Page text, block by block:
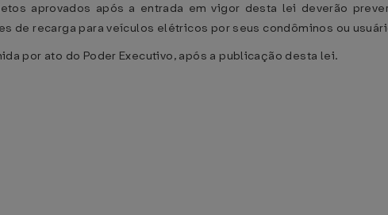
aprovados após a entrada em vigor desta lei deverão
de recarga para veículos elétricos por seus condôminos ou
por ato do Poder Executivo, após a publicação desta lei.